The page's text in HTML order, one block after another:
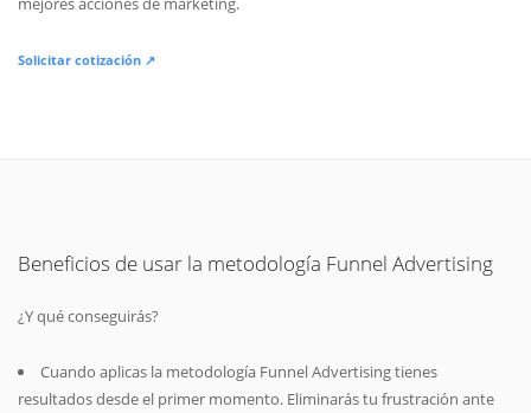
Solicitar cotización ↗
Beneficios de usar la metodología Funnel Advertising
¿Y qué conseguirás?
Cuando aplicas la metodología Funnel Advertising tienes
resultados desde el primer momento. Eliminarás tu frustración ante